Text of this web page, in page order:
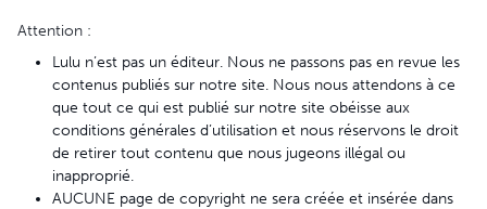
Attention :
Lulu n’est pas un éditeur. Nous ne passons pas en revue les
contenus publiés sur notre site. Nous nous attendons à ce
que tout ce qui est publié sur notre site obéisse aux
conditions générales d’utilisation et nous réservons le droit
de retirer tout contenu que nous jugeons illégal ou
inapproprié.
AUCUNE page de copyright ne sera créée et insérée dans